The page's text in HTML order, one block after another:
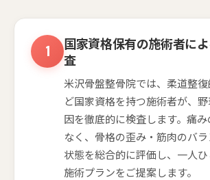
国家資格保有の施術者に
査
米沢骨盤整骨院では、柔道整
ど国家資格を持つ施術者が、
因を徹底的に検査します。痛
なく、骨格の歪み・筋肉のバ
状態を総合的に評価し、一人
施術プランをご提案します。